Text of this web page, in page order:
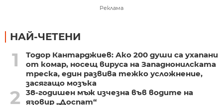
Реклама
НАЙ-ЧЕТЕНИ
1
Тодор Кантарджиев: Ако 200 души са ухапани
от комар, носещ вируса на Западнонилската
треска, един развива тежко усложнение,
засягащо мозъка
2
38-годишен мъж изчезна във водите на
язовир „Доспат“